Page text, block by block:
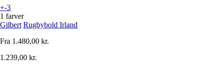
+-3
1 farver
Gilbert Rugbybold Irland
Fra 1.480,00 kr.
1.239,00 kr.